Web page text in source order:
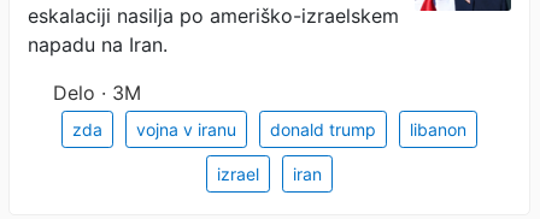
eskalaciji nasilja po ameriško-izraelskem
napadu na Iran.
Delo · 3M
zda vojna v iranu donald trump libanon
izrael iran